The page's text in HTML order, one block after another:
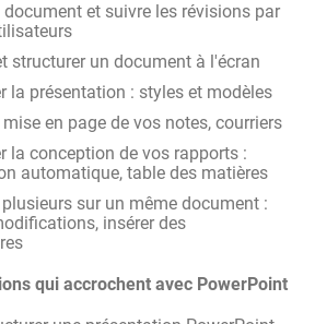
et suivre les révisions par
structurer un document à l'écran
la présentation : styles et modèles
en page de vos notes, courriers
la conception de vos rapports :
automatique, table des matières
sur un même document :
insérer des
qui accrochent avec PowerPoint